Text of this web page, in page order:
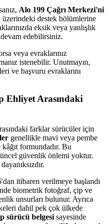
Alo 199 Çağrı Merkezi'ni
destek bölümlerine
eksik veya yanlışlık
devam edebilirsiniz.
veya evraklarınız
istenebilir. Unutmayın,
ve başvuru evraklarını
Ehliyet Arasındaki
farklar sürücüler için
genellikle mavi veya pembe
formundadır. Bu
güvenlik önlemi yoktur.
itibaren verilmeye başlandı
biometrik fotoğraf, çip ve
unsurları bulunur. Ayrıca
dahil pek çok ülkede
sürücü belgesi sayesinde